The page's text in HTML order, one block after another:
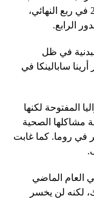
في البطولات الأربع الكبرى وبطلة عام 2022 في ربع النهائي،
الرابع.
في ظل
سابالينكا في
المفتوحة لكنها
مشاكلها الصحية
في روما. كما غابت
العام الماضي
لكنه لن يخسر